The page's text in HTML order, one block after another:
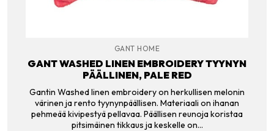
GANT HOME
GANT WASHED LINEN EMBROIDERY TYYNYN
PÄÄLLINEN, PALE RED
Gantin Washed linen embroidery on herkullisen melonin
värinen ja rento tyynynpäällisen. Materiaali on ihanan
pehmeää kivipestyä pellavaa. Päällisen reunoja koristaa
pitsimäinen tikkaus ja keskelle on…